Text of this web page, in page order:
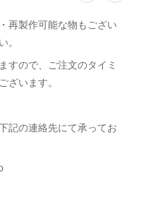
再製作可能な物もござい
。
すので、ご注文のタイミ
ざいます。
記の連絡先にて承ってお